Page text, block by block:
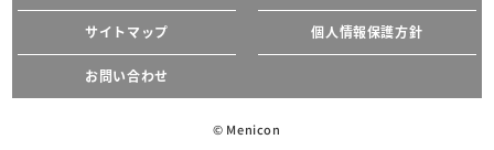
サイトマップ 個人情報保護方針
お問い合わせ
© Menicon